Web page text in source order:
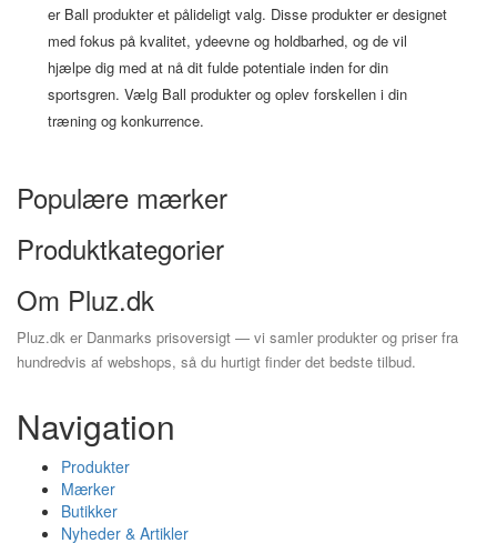
er Ball produkter et pålideligt valg. Disse produkter er designet
med fokus på kvalitet, ydeevne og holdbarhed, og de vil
hjælpe dig med at nå dit fulde potentiale inden for din
sportsgren. Vælg Ball produkter og oplev forskellen i din
træning og konkurrence.
Populære mærker
Produktkategorier
Om Pluz.dk
Pluz.dk er Danmarks prisoversigt — vi samler produkter og priser fra
hundredvis af webshops, så du hurtigt finder det bedste tilbud.
Navigation
Produkter
Mærker
Butikker
Nyheder & Artikler